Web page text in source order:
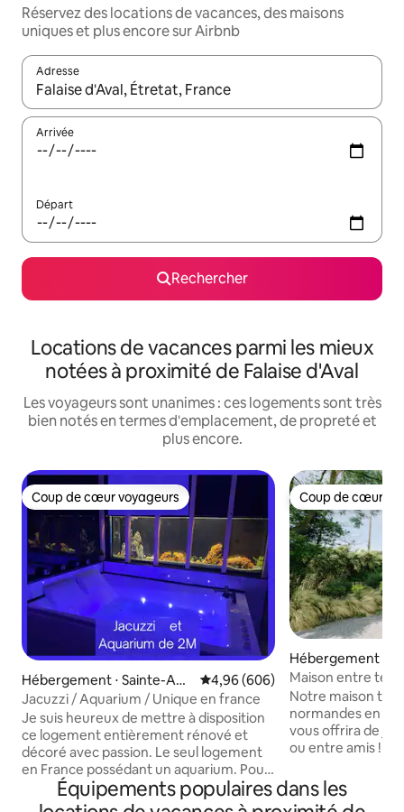
Réservez des locations de vacances, des maisons
uniques et plus encore sur Airbnb
Adresse
Lorsque les résultats s'affichent, utilisez les flèches vers le
Arrivée
Départ
Rechercher
Locations de vacances parmi les mieux
notées à proximité de Falaise d'Aval
Les voyageurs sont unanimes : ces logements sont très
bien notés en termes d'emplacement, de propreté et
plus encore.
Coup de cœur voyageurs
Coup de cœur voyageurs
Hébergement ⋅ Sainte-Adr
esse
Évaluation moyenne sur la base
4,96 (606)
Jacuzzi / Aquarium / Unique en france
Je suis heureux de mettre à disposition
ce logement entièrement rénové et
décoré avec passion. Le seul logement
en France possédant un aquarium. Pour
info l'aquarium ne fait pas de bruit
N'hésitez pas à me poser toutes vos
Coup de cœur
Coup de cœur
Hébergement ⋅
Bruneval
Maison entre
d'Etretat
Notre maison
normandes en
vous offrira de
ou entre amis ! A
région offre de
visites (parcs et
Équipements populaires dans les